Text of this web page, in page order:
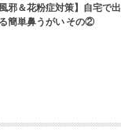
風邪＆花粉症対策】自宅で出
簡単鼻うがい その②